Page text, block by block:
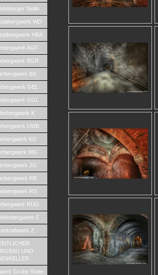
Stolln
WD
HBA
AGF
BGR
BS
GEL
GGL
K
UWB
KG
WG
JG
RB
RS
RUG
E
Z
UND
Grube Roter